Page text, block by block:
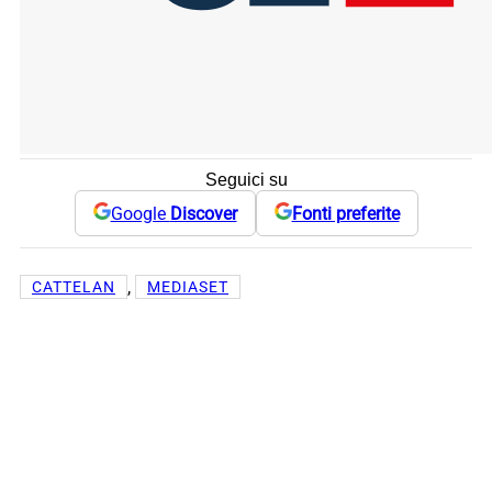
Seguici su
Google Discover Fonti preferite
CATTELAN , MEDIASET